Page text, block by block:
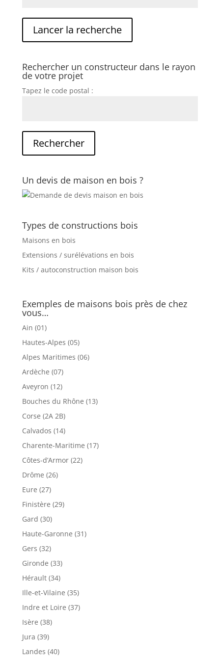
Rechercher un constructeur dans le rayon
de votre projet
Tapez le code postal :
Un devis de maison en bois ?
Types de constructions bois
Maisons en bois
Extensions / surélévations en bois
Kits / autoconstruction maison bois
Exemples de maisons bois près de chez
vous…
Ain (01)
Hautes-Alpes (05)
Alpes Maritimes (06)
Ardèche (07)
Aveyron (12)
Bouches du Rhône (13)
Corse (2A 2B)
Calvados (14)
Charente-Maritime (17)
Côtes-d’Armor (22)
Drôme (26)
Eure (27)
Finistère (29)
Gard (30)
Haute-Garonne (31)
Gers (32)
Gironde (33)
Hérault (34)
Ille-et-Vilaine (35)
Indre et Loire (37)
Isère (38)
Jura (39)
Landes (40)